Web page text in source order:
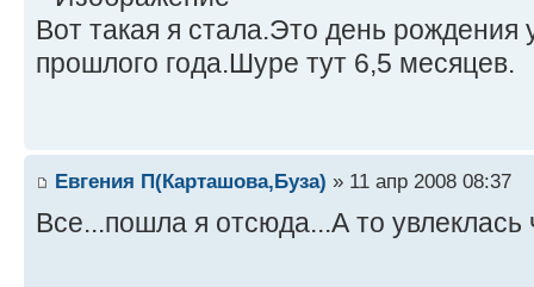
Вот такая я стала.Это день рождения
прошлого года.Шуре тут 6,5 месяцев.
Евгения П(Карташова,Буза) » 11 апр 2008 08:37
Все...пошла я отсюда...А то увлеклась